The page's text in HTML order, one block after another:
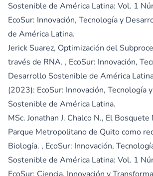
Sostenible de América Latina: Vol. 1
EcoSur: Innovación, Tecnología y
de América Latina.
Jerick Suarez, Optimización del
través de RNA. , EcoSur: Innovación,
Desarrollo Sostenible de América
(2023): EcoSur: Innovación, Tecnología
Sostenible de América Latina.
MSc. Jonathan J. Chalco N., El
Parque Metropolitano de Quito como
Biología. , EcoSur: Innovación,
Sostenible de América Latina: Vol. 1